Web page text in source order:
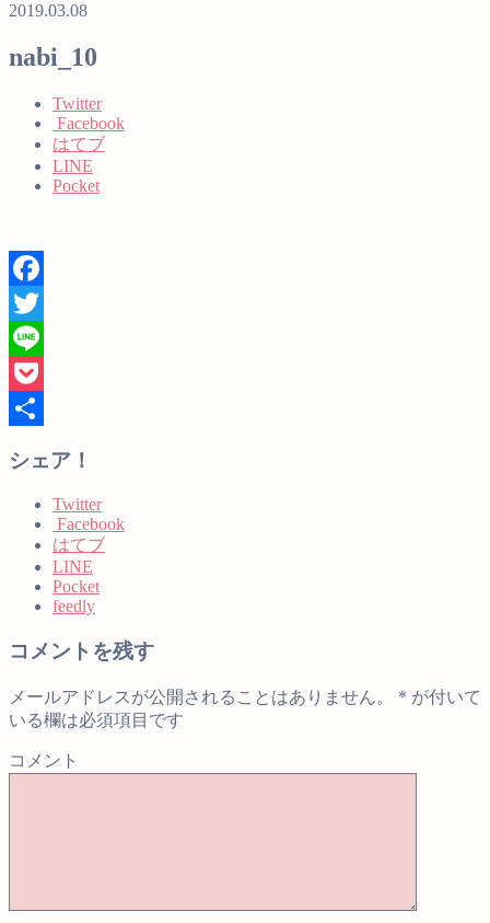
2019.03.08
nabi_10
Twitter
Facebook
はてブ
LINE
Pocket
シェア！
Twitter
Facebook
はてブ
LINE
Pocket
feedly
コメントを残す
メールアドレスが公開されることはありません。 * が付いて
いる欄は必須項目です
コメント